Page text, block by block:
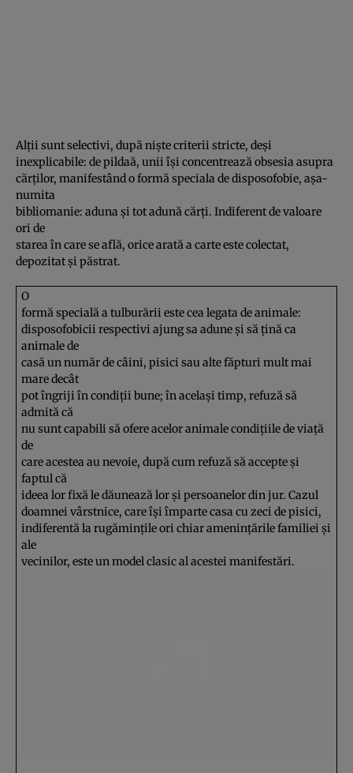
Alţii sunt selectivi, după nişte criterii stricte, deşi
inexplicabile: de pildaă, unii îşi concentrează obsesia asupra
cărţilor, manifestând o formă speciala de disposofobie, aşa-
numita
bibliomanie: aduna şi tot adună cărţi. Indiferent de valoare
ori de
starea în care se află, orice arată a carte este colectat,
depozitat şi păstrat.
O
formă specială a tulburării este cea legata de animale:
disposofobicii respectivi ajung sa adune şi să ţină ca
animale de
casă un număr de câini, pisici sau alte făpturi mult mai
mare decât
pot îngriji în condiţii bune; în acelaşi timp, refuză să
admită că
nu sunt capabili să ofere acelor animale condiţiile de viaţă
de
care acestea au nevoie, după cum refuză să accepte şi
faptul că
ideea lor fixă le dăunează lor şi persoanelor din jur. Cazul
doamnei vârstnice, care îşi împarte casa cu zeci de pisici,
indiferentă la rugăminţile ori chiar ameninţările familiei şi
ale
vecinilor, este un model clasic al acestei manifestări.